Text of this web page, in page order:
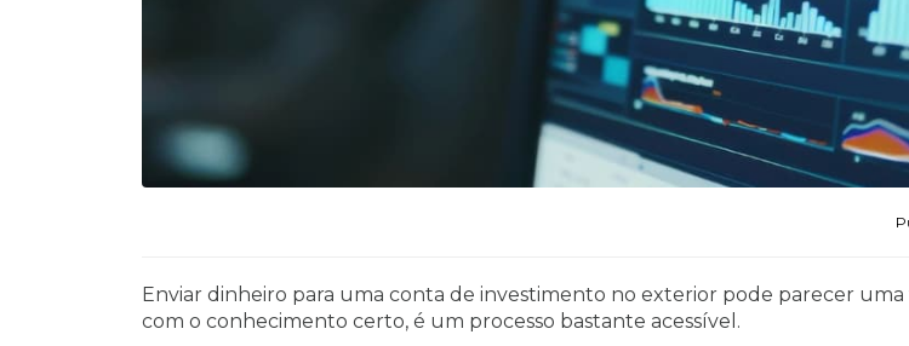
Enviar dinheiro para uma conta de investimento no exterior pode parecer uma
com o conhecimento certo, é um processo bastante acessível.